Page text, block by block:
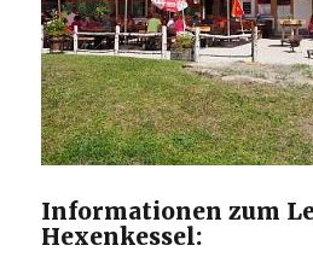
Informationen zum
Hexenkessel: